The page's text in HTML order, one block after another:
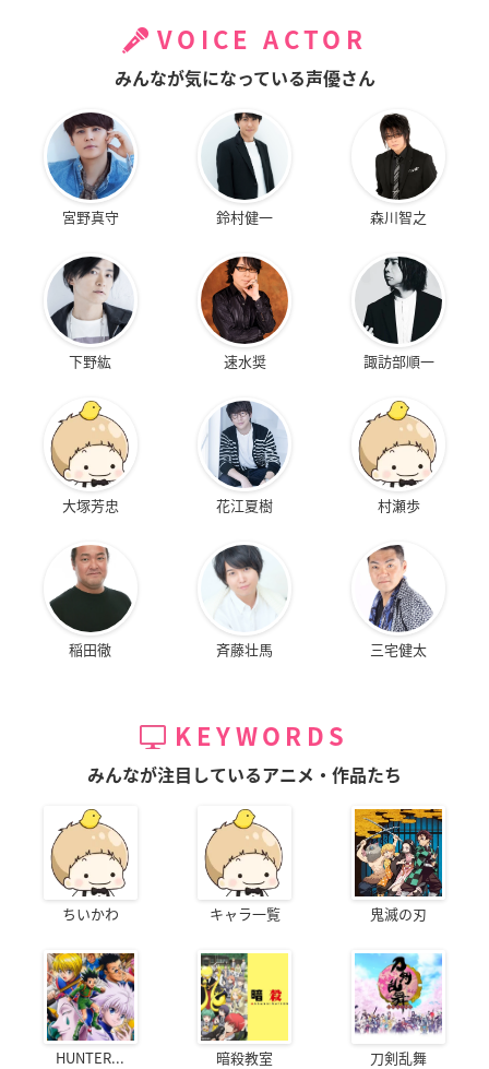
VOICE ACTOR
みんなが気になっている声優さん
宮野真守 鈴村健一 森川智之
下野紘 速水奨 諏訪部順一
大塚芳忠 花江夏樹 村瀬歩
稲田徹 斉藤壮馬 三宅健太
KEYWORDS
みんなが注目しているアニメ・作品たち
ちいかわ キャラ一覧 鬼滅の刃
HUNTER... 暗殺教室 刀剣乱舞